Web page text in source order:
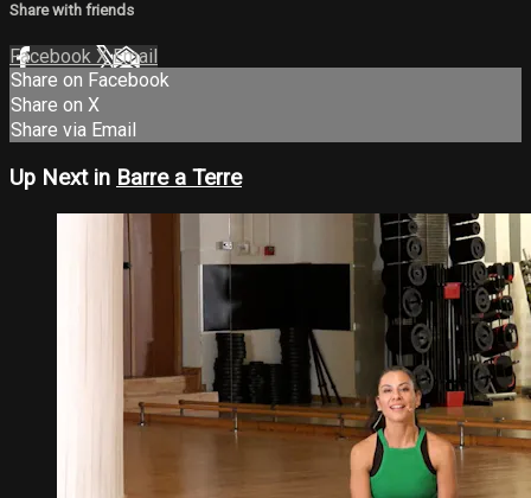
Share with friends
Facebook XEmail
Share on Facebook
Share on X
Share via Email
Up Next in Barre a Terre